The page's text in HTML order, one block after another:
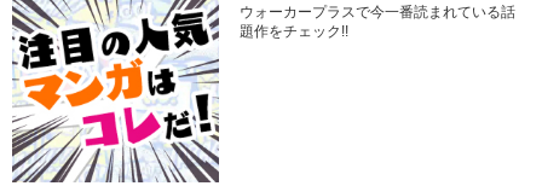
ウォーカープラスで今一番読まれている話
題作をチェック!!